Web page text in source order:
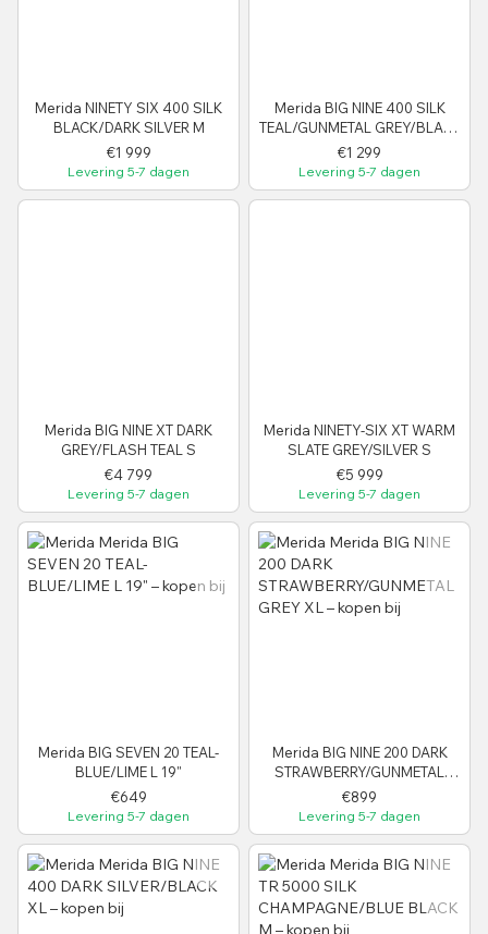
Merida NINETY SIX 400 SILK
BLACK/DARK SILVER M
€1 999
Levering 5-7 dagen
Merida BIG NINE 400 SILK
TEAL/GUNMETAL GREY/BLACK
S
€1 299
Levering 5-7 dagen
Merida BIG NINE XT DARK
GREY/FLASH TEAL S
€4 799
Levering 5-7 dagen
Merida NINETY-SIX XT WARM
SLATE GREY/SILVER S
€5 999
Levering 5-7 dagen
Merida BIG SEVEN 20 TEAL-
BLUE/LIME L 19"
€649
Levering 5-7 dagen
Merida BIG NINE 200 DARK
STRAWBERRY/GUNMETAL
GREY XL
€899
Levering 5-7 dagen